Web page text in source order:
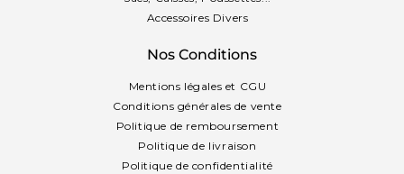
Accessoires Divers
Nos Conditions
Mentions légales et CGU
Conditions générales de vente
Politique de remboursement
Politique de livraison
Politique de confidentialité